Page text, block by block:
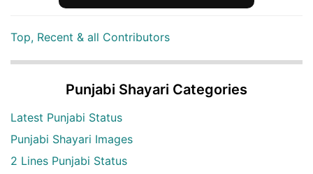
Top, Recent & all Contributors
Punjabi Shayari Categories
Latest Punjabi Status
Punjabi Shayari Images
2 Lines Punjabi Status